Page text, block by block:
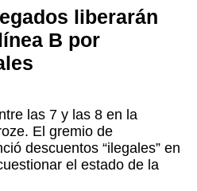
liberarán
B por
las 7 y las 8 en la
El gremio de
descuentos “ilegales” en
el estado de la